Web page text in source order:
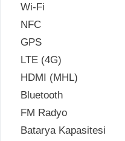
Wi-Fi
NFC
GPS
LTE (4G)
HDMI (MHL)
Bluetooth
FM Radyo
Batarya Kapasitesi